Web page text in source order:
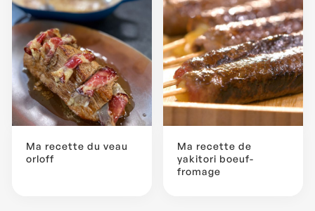
Ma recette du veau
orloff
Ma recette de
yakitori boeuf-
fromage